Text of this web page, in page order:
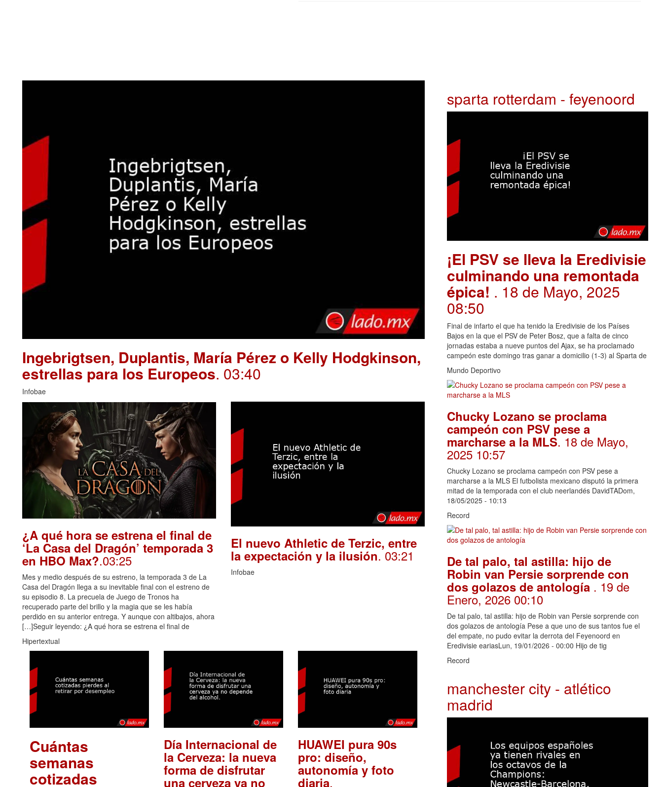
Ingebrigtsen, Duplantis, María Pérez o Kelly Hodgkinson,
estrellas para los Europeos. 03:40
Infobae
¿A qué hora se estrena el final de
‘La Casa del Dragón’ temporada 3
en HBO Max?.03:25
Mes y medio después de su estreno, la temporada 3 de La
Casa del Dragón llega a su inevitable final con el estreno de
su episodio 8. La precuela de Juego de Tronos ha
recuperado parte del brillo y la magia que se les había
perdido en su anterior entrega. Y aunque con altibajos, ahora
[…]Seguir leyendo: ¿A qué hora se estrena el final de
Hipertextual
El nuevo Athletic de Terzic, entre
la expectación y la ilusión. 03:21
Infobae
Cuántas
semanas
cotizadas
Día Internacional de
la Cerveza: la nueva
forma de disfrutar
una cerveza ya no
HUAWEI pura 90s
pro: diseño,
autonomía y foto
diaria.
sparta rotterdam - feyenoord
¡El PSV se lleva la Eredivisie
culminando una remontada
épica! . 18 de Mayo, 2025
08:50
Final de infarto el que ha tenido la Eredivisie de los Países
Bajos en la que el PSV de Peter Bosz, que a falta de cinco
jornadas estaba a nueve puntos del Ajax, se ha proclamado
campeón este domingo tras ganar a domicilio (1-3) al Sparta de
Mundo Deportivo
Chucky Lozano se proclama
campeón con PSV pese a
marcharse a la MLS. 18 de Mayo,
2025 10:57
Chucky Lozano se proclama campeón con PSV pese a
marcharse a la MLS El futbolista mexicano disputó la primera
mitad de la temporada con el club neerlandés DavidTADom,
18/05/2025 - 10:13
Record
De tal palo, tal astilla: hijo de
Robin van Persie sorprende con
dos golazos de antología . 19 de
Enero, 2026 00:10
De tal palo, tal astilla: hijo de Robin van Persie sorprende con
dos golazos de antología Pese a que uno de sus tantos fue el
del empate, no pudo evitar la derrota del Feyenoord en
Eredivisie eariasLun, 19/01/2026 - 00:00 Hijo de tig
Record
manchester city - atlético
madrid